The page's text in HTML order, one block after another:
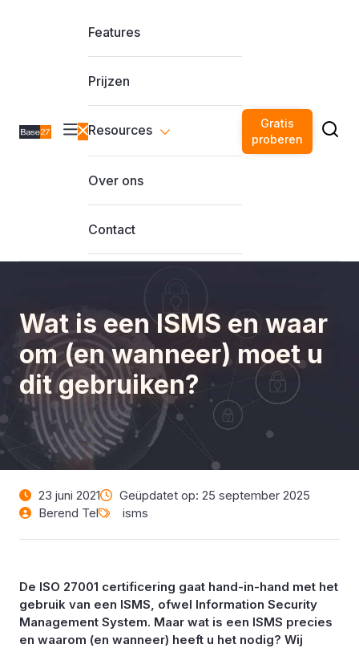
Features
Prijzen
Resources
Over ons
Contact
Gratis
proberen
Wat is een ISMS en waar
om (en wanneer) moet u
dit gebruiken?
23 juni 2021
Geüpdatet op: 25 september 2025
Berend Tel
isms
De ISO 27001 certificering gaat hand-in-hand met het
gebruik van een ISMS, ofwel Information Security
Management System. Maar wat is een ISMS precies
en waarom (en wanneer) heeft u het nodig? Wij